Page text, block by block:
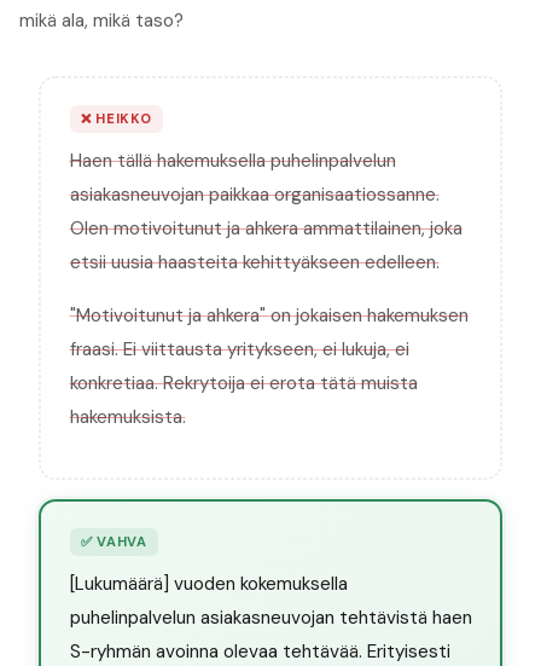
mikä ala, mikä taso?
❌HEIKKO
Haen tällä hakemuksella puhelinpalvelun
asiakasneuvojan paikkaa organisaatiossanne.
Olen motivoitunut ja ahkera ammattilainen, joka
etsii uusia haasteita kehittyäkseen edelleen.
"Motivoitunut ja ahkera" on jokaisen hakemuksen
fraasi. Ei viittausta yritykseen, ei lukuja, ei
konkretiaa. Rekrytoija ei erota tätä muista
hakemuksista.
✅VAHVA
[Lukumäärä] vuoden kokemuksella
puhelinpalvelun asiakasneuvojan tehtävistä haen
S-ryhmän avoinna olevaa tehtävää. Erityisesti